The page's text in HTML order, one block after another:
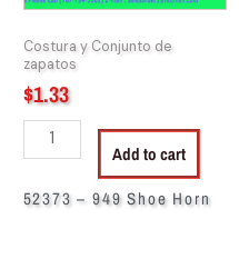
Costura y Conjunto de
zapatos
$1.33
Add to cart
52373 – 949 Shoe Horn